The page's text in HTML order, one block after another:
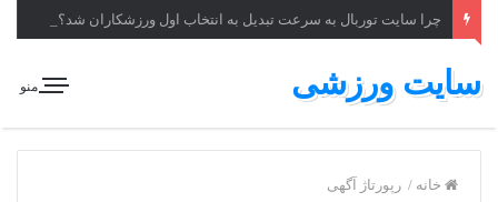
چرا سایت توربال به ‌سرعت تبدیل به انتخاب اول ورزشکاران شد؟
منو سایت ورزشی
خانه / رپورتاژ آگهی